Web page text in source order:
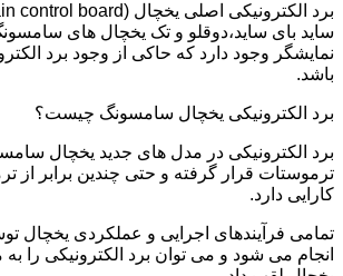
ساید بای ساید،دوقلو و تک یخچال های
نمایشگر وجود دارد که حاکی از وجود برد
باشد.
برد الکترونیکی یخچال سامسونگ چیست؟
برد الکترونیکی در مدل های جدید یخچال
ترموستات قرار گرفته و حتی چندین برابر از
کارایی دارد.
تمامی فرآیندهای اجرایی و عملکردی یخچال
انجام می شود و می توان برد الکترونیکی را